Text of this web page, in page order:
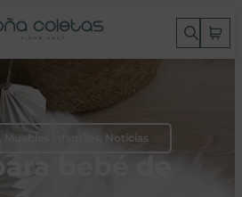
Muebles infantiles Noticias
bebé de